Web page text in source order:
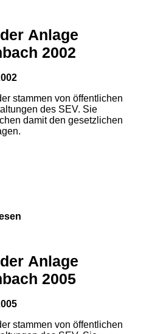
5
Anlage
2002
stammen von öffentlichen
des SEV. Sie
damit den gesetzlichen
Anlage
2005
stammen von öffentlichen